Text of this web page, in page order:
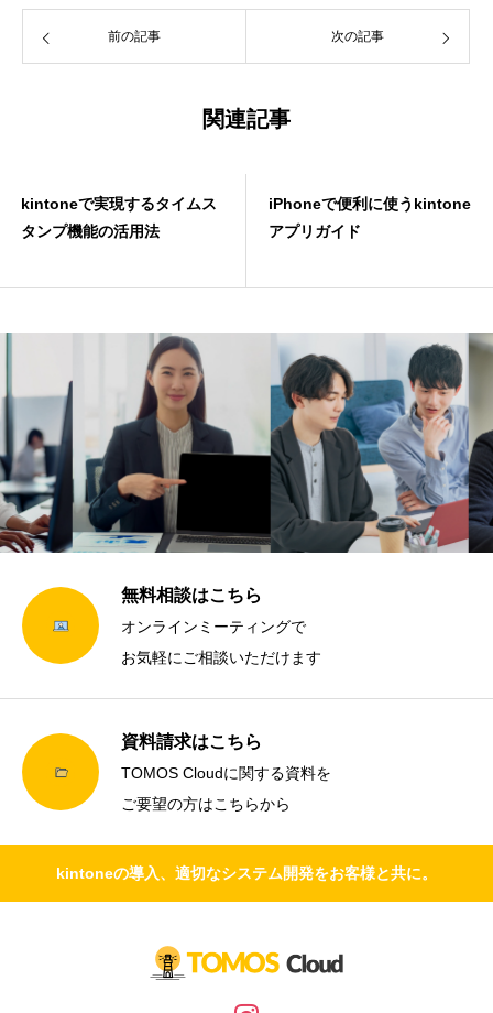
前の記事 次の記事
関連記事
kintoneで実現するタイムス
タンプ機能の活用法
iPhoneで便利に使うkintone
アプリガイド
無料相談はこちら
オンラインミーティングで
お気軽にご相談いただけます
資料請求はこちら
TOMOS Cloudに関する資料を
ご要望の方はこちらから
kintoneの導入、適切なシステム開発をお客様と共に。